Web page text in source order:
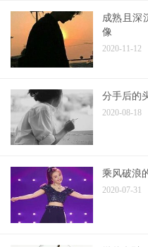
成熟且深
像
2020-11-12
分手后的
2020-08-18
乘风破浪
2020-07-31